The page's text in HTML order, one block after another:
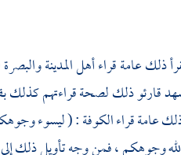
ذلك عامةقراء أهلالمدينةوالبصرة
قارئو ذلك لصحة قراءتهم كذلك
عامةقراءالكوفة: ( ليسوء